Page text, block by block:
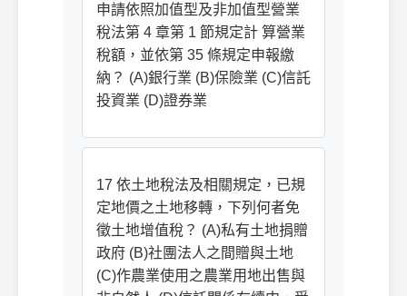
申請依照加值型及非加值型營業
稅法第 4 章第 1 節規定計 算營業
稅額，並依第 35 條規定申報繳
納？ (A)銀行業 (B)保險業 (C)信託
投資業 (D)證券業
17 依土地稅法及相關規定，已規
定地價之土地移轉，下列何者免
徵土地增值稅？ (A)私有土地捐贈
政府 (B)社團法人之間贈與土地
(C)作農業使用之農業用地出售與